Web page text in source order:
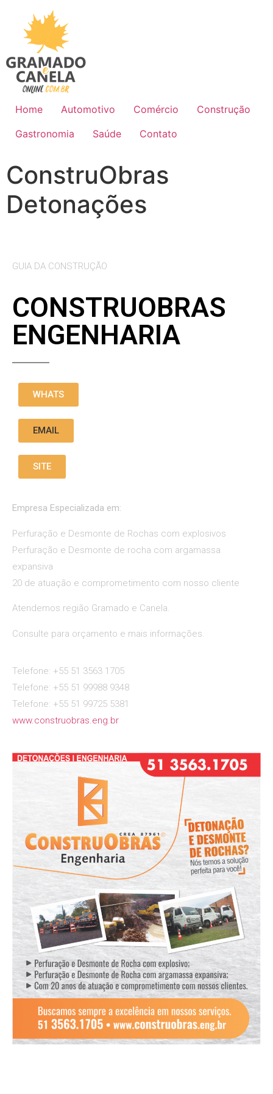
Home Automotivo Comércio
Construção
Gastronomia
Saúde Contato
ConstruObras
Detonações
GUIA DA CONSTRUÇÃO
CONSTRUOBRAS
ENGENHARIA
WHATS
EMAIL
SITE
Empresa Especializada em:
Perfuração e Desmonte de Rochas com explosivos
Perfuração e Desmonte de rocha com argamassa
expansiva
20 de atuação e comprometimento com nosso cliente
Atendemos região Gramado e Canela.
Consulte para orçamento e mais informações.
Telefone: +55 51 3563 1705
Telefone: +55 51 99988 9348
Telefone: +55 51 99725 5381
www.construobras.eng.br